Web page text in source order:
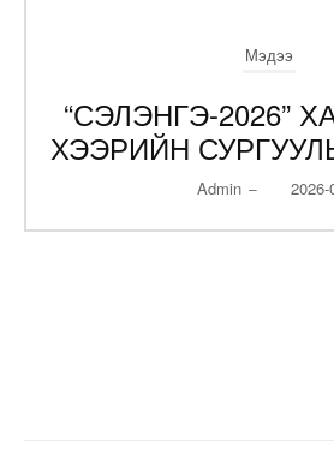
Мэдээ
“СЭЛЭНГЭ-2026”
ХЭЭРИЙН
Admin – 2026-